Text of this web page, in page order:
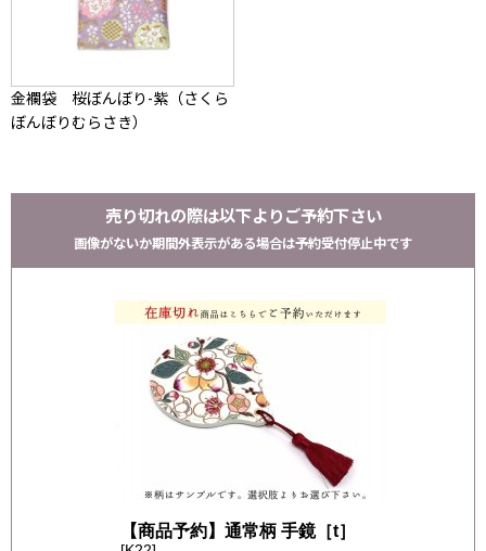
金襴袋 桜ぼんぼり-紫（さくら
ぼんぼりむらさき）
売り切れの際は以下よりご予約下さい
画像がないか期間外表示がある場合は予約受付停止中です